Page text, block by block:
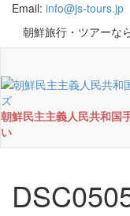
Email: info@js-tours.jp
朝鮮旅行・ツアーな
朝鮮民主主義人民共和国
い